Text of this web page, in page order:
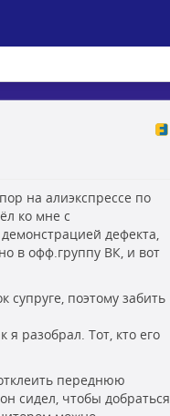
на алиэкспрессе по
ко мне с
дефекта,
в офф.группу ВК, и вот
поэтому забить
разобрал. Тот, кто его
переднюю
сидел, чтобы добраться